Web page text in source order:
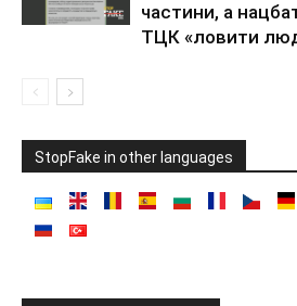
частини, а
ТЦК «ловити
StopFake in other languages